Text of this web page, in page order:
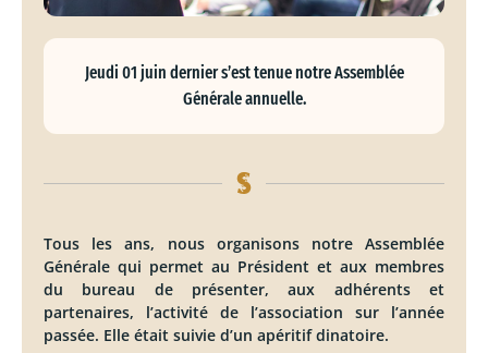
Jeudi 01 juin dernier s’est tenue notre Assemblée
Générale annuelle.
Tous les ans, nous organisons notre Assemblée
Générale qui permet au Président et aux membres
du bureau de présenter, aux adhérents et
partenaires, l’activité de l’association sur l’année
passée. Elle était suivie d’un apéritif dinatoire.